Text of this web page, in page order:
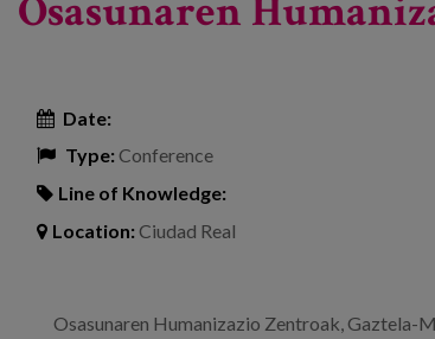
Osasunaren
Date:
Type:Conference
Line of Knowledge:
Location:Ciudad Real
Osasunaren Humanizazio Zentroak, Gaztela-